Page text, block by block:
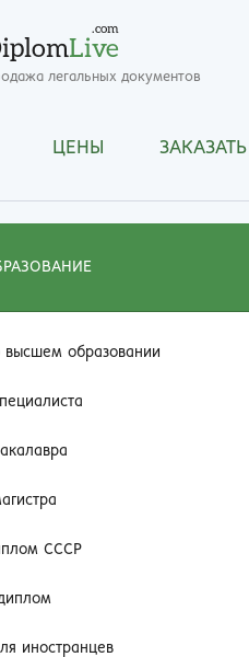
Live
.com
легальных документов
ЦЕНЫ ЗАКАЗАТЬ
образовании
СССР
иностранцев